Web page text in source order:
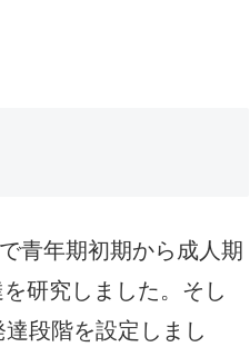
青年期初期から成人期
研究しました。そし
段階を設定しまし